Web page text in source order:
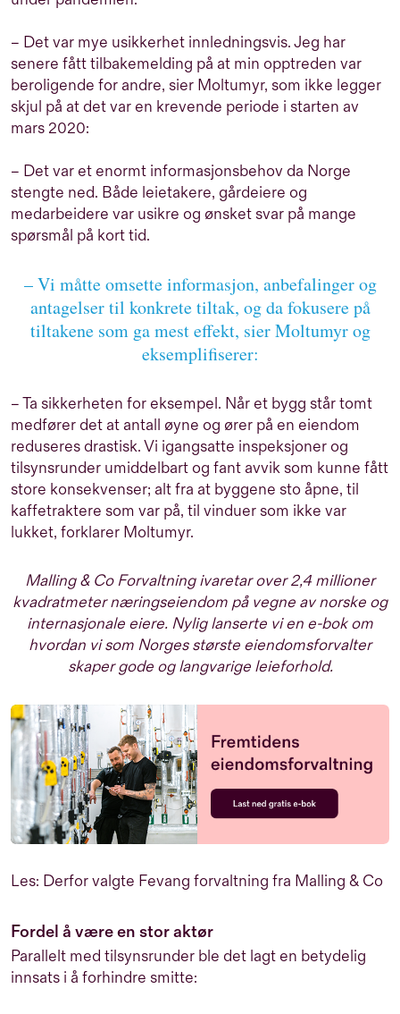
– Det var mye usikkerhet innledningsvis. Jeg har
senere fått tilbakemelding på at min opptreden var
beroligende for andre, sier Moltumyr, som ikke legger
skjul på at det var en krevende periode i starten av
mars 2020:
– Det var et enormt informasjonsbehov da Norge
stengte ned. Både leietakere, gårdeiere og
medarbeidere var usikre og ønsket svar på mange
spørsmål på kort tid.
– Vi måtte omsette informasjon, anbefalinger og
antagelser til konkrete tiltak, og da fokusere på
tiltakene som ga mest effekt, sier Moltumyr og
eksemplifiserer:
– Ta sikkerheten for eksempel. Når et bygg står tomt
medfører det at antall øyne og ører på en eiendom
reduseres drastisk. Vi igangsatte inspeksjoner og
tilsynsrunder umiddelbart og fant avvik som kunne fått
store konsekvenser; alt fra at byggene sto åpne, til
kaffetraktere som var på, til vinduer som ikke var
lukket, forklarer Moltumyr.
Malling & Co Forvaltning ivaretar over 2,4 millioner
kvadratmeter næringseiendom på vegne av norske og
internasjonale eiere. Nylig lanserte vi en e-bok om
hvordan vi som Norges største eiendomsforvalter
skaper gode og langvarige leieforhold.
Les: Derfor valgte Fevang forvaltning fra Malling & Co
Fordel å være en stor aktør
Parallelt med tilsynsrunder ble det lagt en betydelig
innsats i å forhindre smitte: